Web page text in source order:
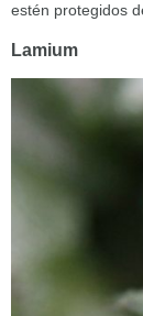
estén protegidos
Lamium